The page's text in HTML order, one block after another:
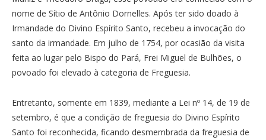
nome de Sítio de Antônio Dornelles. Após ter sido doado à
Irmandade do Divino Espírito Santo, recebeu a invocação do
santo da irmandade. Em julho de 1754, por ocasião da visita
feita ao lugar pelo Bispo do Pará, Frei Miguel de Bulhões, o
povoado foi elevado à categoria de Freguesia.
Entretanto, somente em 1839, mediante a Lei nº 14, de 19 de
setembro, é que a condição de freguesia do Divino Espírito
Santo foi reconhecida, ficando desmembrada da freguesia de